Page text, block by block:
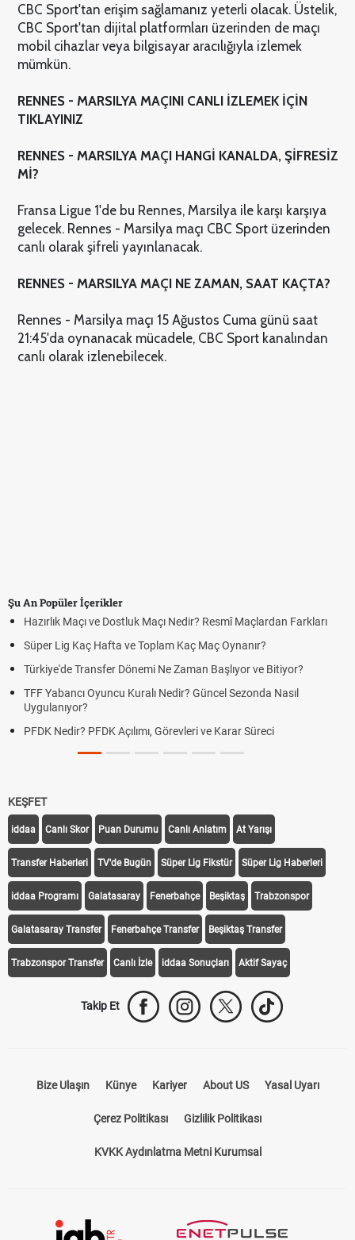
CBC Sport'tan erişim sağlamanız yeterli olacak. Üstelik,
CBC Sport'tan dijital platformları üzerinden de maçı
mobil cihazlar veya bilgisayar aracılığıyla izlemek
mümkün.
RENNES - MARSILYA MAÇINI CANLI İZLEMEK İÇİN
TIKLAYINIZ
RENNES - MARSILYA MAÇI HANGİ KANALDA, ŞİFRESİZ
Mİ?
Fransa Ligue 1'de bu Rennes, Marsilya ile karşı karşıya
gelecek. Rennes - Marsilya maçı CBC Sport üzerinden
canlı olarak şifreli yayınlanacak.
RENNES - MARSILYA MAÇI NE ZAMAN, SAAT KAÇTA?
Rennes - Marsilya maçı 15 Ağustos Cuma günü saat
21:45'da oynanacak mücadele, CBC Sport kanalından
canlı olarak izlenebilecek.
Şu An Popüler İçerikler
Hazırlık Maçı ve Dostluk Maçı Nedir? Resmî Maçlardan Farkları
Süper Lig Kaç Hafta ve Toplam Kaç Maç Oynanır?
Türkiye'de Transfer Dönemi Ne Zaman Başlıyor ve Bitiyor?
TFF Yabancı Oyuncu Kuralı Nedir? Güncel Sezonda Nasıl
Uygulanıyor?
PFDK Nedir? PFDK Açılımı, Görevleri ve Karar Süreci
KEŞFET
iddaa Canlı Skor Puan Durumu Canlı Anlatım At Yarışı
Transfer Haberleri TV'de Bugün Süper Lig Fikstür Süper Lig Haberleri
iddaa Programı Galatasaray Fenerbahçe Beşiktaş Trabzonspor
Galatasaray Transfer Fenerbahçe Transfer Beşiktaş Transfer
Trabzonspor Transfer Canlı İzle iddaa Sonuçları Aktif Sayaç
Takip Et
Bize Ulaşın Künye Kariyer About US Yasal Uyarı
Çerez Politikası Gizlilik Politikası
KVKK Aydınlatma Metni Kurumsal